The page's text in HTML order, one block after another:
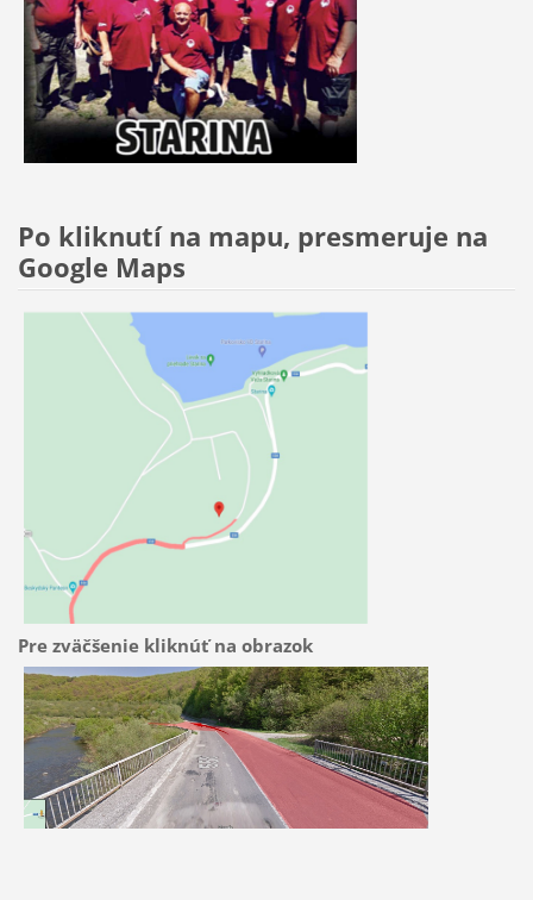
Po kliknutí na mapu, presmeruje na
Google Maps
Pre zväčšenie kliknúť na obrazok